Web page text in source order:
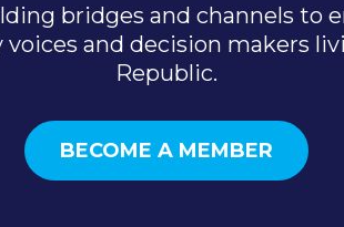
bridges and channels to
and decision makers
Republic.
BECOME A MEMBER